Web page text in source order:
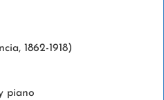
1862-1918)
piano